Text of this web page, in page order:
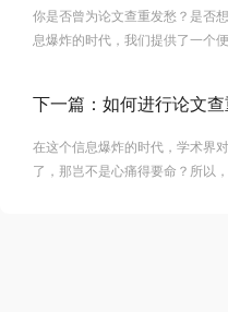
你是否曾为论文查重发愁？是否
息爆炸的时代，我们提供了一个
下一篇： 如何进行论文
在这个信息爆炸的时代，学术界
了，那岂不是心痛得要命？所以